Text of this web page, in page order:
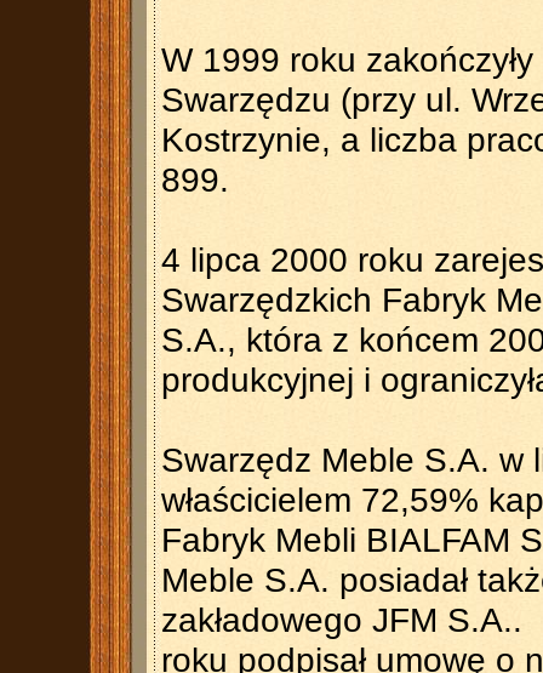
W 1999 roku
Swarzędzu (przy ul.
Kostrzynie, a liczba
899.
4 lipca 2000 roku
Swarzędzkich Fabryk
S.A., która z końcem
produkcyjnej i
Swarzędz Meble S.A. w
właścicielem 72,59%
Fabryk Mebli BIALFAM
Meble S.A. posiadał
zakładowego JFM
roku podpisał umowę o